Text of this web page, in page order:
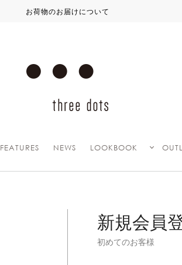
FEATURES NEWS LOOKBOOK
新規会員
初めてのお客様